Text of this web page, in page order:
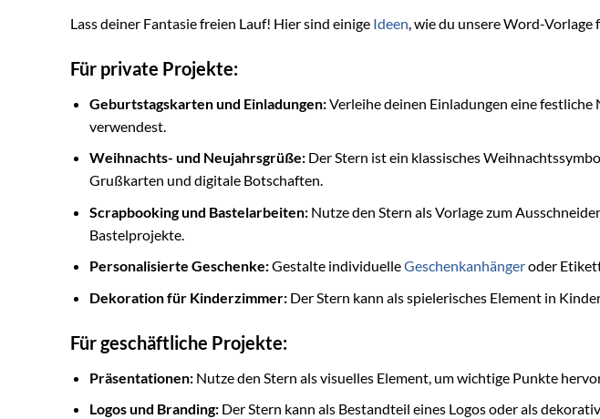
Lass deiner Fantasie freien Lauf! Hier sind einige Ideen, wie du unsere Word-
Für private Projekte:
Geburtstagskarten und Einladungen:Verleihe deinen Einladungen eine
verwendest.
Weihnachts- und Neujahrsgrüße:Der Stern ist ein klassisches
Grußkarten und digitale Botschaften.
Scrapbooking und Bastelarbeiten:Nutze den Stern als Vorlage zum
Bastelprojekte.
Personalisierte Geschenke:Gestalte individuelleGeschenkanhängeroder
Dekoration für Kinderzimmer:Der Stern kann als spielerisches Element in
Für geschäftliche Projekte:
Präsentationen:Nutze den Stern als visuelles Element, um wichtige Punkte
Logos und Branding:Der Stern kann als Bestandteil eines Logos oder als